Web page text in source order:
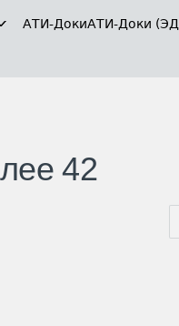
АТИ-ДокиАТИ-Доки
42